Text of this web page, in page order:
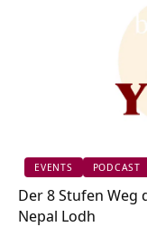
EVENTS PODCAST
Der 8 Stufen Weg
Nepal Lodh